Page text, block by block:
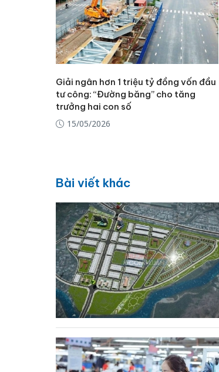
Giải ngân hơn 1 triệu tỷ đồng vốn đầu
tư công: “Đường băng” cho tăng
trưởng hai con số
15/05/2026
Bài viết khác